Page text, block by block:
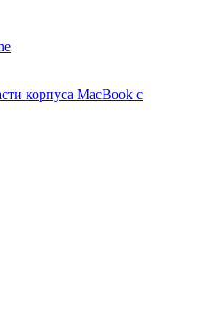
корпуса MacBook с